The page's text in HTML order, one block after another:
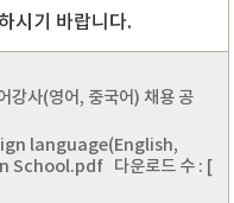
시기 바랍니다.
강사(영어, 중국어) 채용 공
language(English,
School.pdf 다운로드 수 : [